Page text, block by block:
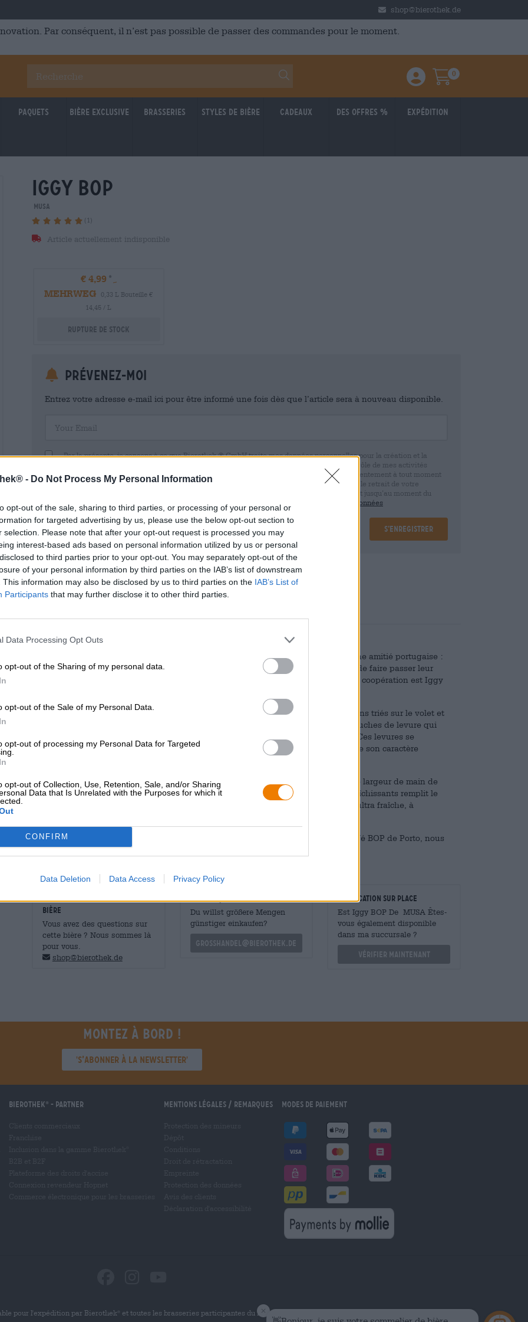
- Do Not Process My Personal Information
opt-out of the sale, sharing to third parties, or processing of your personal or
for targeted advertising by us, please use the below opt-out section to
selection. Please note that after your opt-out request is processed you may
interest-based ads based on personal information utilized by us or personal
to third parties prior to your opt-out. You may separately opt-out of the
of your personal information by third parties on the IAB’s list of downstream
This information may also be disclosed by us to third parties on the IAB’s List of
Participants that may further disclose it to other third parties.
Data Processing Opt Outs
opt-out of the Sharing of my personal data.
opt-out of the Sale of my Personal Data.
opt-out of processing my Personal Data for Targeted
opt-out of Collection, Use, Retention, Sale, and/or Sharing
Data that Is Unrelated with the Purposes for which it
CONFIRM
Data Deletion Data Access Privacy Policy
shop@bierothek.de
Par conséquent, il n’est pas possible de passer des commandes pour le moment.
Einloggen / Anmelden
Warenkorb
0
Paquets Bière Exclusive Brasseries Styles de bière Cadeaux Des offres % Expédition
iggy bop
MUSA
(1)
Article actuellement indisponible
€ 4,99
MEHRWEG
0,33 L Bouteille €
14,45 / L
Rupture de stock
Prévenez-moi
Entrez votre adresse e-mail ici pour être informé une fois dès que l’article sera à nouveau disponible.
Par la présente, je consens à ce que Bierothek ® GmbH traite mes données personnelles pour la création et la
gestion d’un compte client. Ce compte client me permet d’avoir une vue d’ensemble et un contrôle de mes activités
commerciales et de mes données personnelles. Je suis conscient que je peux révoquer ce consentement à tout moment
avec effet pour l’avenir en envoyant un e-mail à shop@bierothek.de. Nous vous informons que le retrait de votre
consentement n’affecte pas la légalité du traitement effectué sur la base de votre consentement jusqu’au moment du
déclaration de protection des données
S’enregistrer
* Les prix incluent la TVA légale. PlusLivraisonplusDépôt€ 0,08
* Les prix incluent les droits d’accise
Iggy BOP n'est pas le descendant d'une légende musicale mais l'enfant rêvé d'une amitié portugaise :
après des années de collaboration, la brasserie Musa et le Café BOP ont décidé de faire passer leur
relation au niveau supérieur et de créer une bière ensemble. Le résultat de cette coopération est Iggy
La bière légère est brassée avec un mélange de houblons européens et américains triés sur le volet et
tire sa touche belge de la levure utilisée. Les brasseurs de Musa utilisent des souches de levure qui
sont également utilisées par les moines brasseurs des monastères en Belgique. Ces levures se
caractérisent par leur robustesse et leur goût incomparable et confèrent à la bière son caractère
Iggy BOP se présente dans un or ambré trouble dans le verre et est décoré d'une largeur de main de
mousse blanche et épaisse. Un fort parfum de fruits tropicaux et d'agrumes rafraîchissants remplit le
nez et vous incite à prendre la première gorgée. Le test gustatif révèle une IPA ultra fraîche, à
Après le succès de la collaboration entre la brasserie Musa de Lisbonne et le Café BOP de Porto, nous
espérons de nombreuses autres collaborations entre les amis portugais !
BIÈRE
Vous avez des questions sur
cette bière ? Nous sommes là
pour vous.
shop@bierothek.de
Du willst größere Mengen
günstiger einkaufen?
grosshandel@bierothek.de
Vérification sur place
Est Iggy BOP De MUSA Êtes-
vous également disponible
dans ma succursale ?
Vérifier maintenant
Montez à bord !
'S’abonner à la newsletter'
Bierothek - Partner Mentions légales / Remarques Modes de paiement
pour l'expédition par Bierothek
et toutes les brasseries participantes du marché